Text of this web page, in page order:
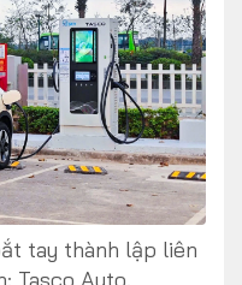
tay thành lập liên